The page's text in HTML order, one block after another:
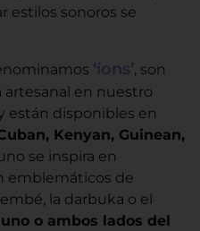
estilos sonoros se
‘íons’, son
en nuestro
están disponibles en
Kenyan, Guinean,
se inspira en
emblemáticos de
la darbuka o el
o ambos lados del